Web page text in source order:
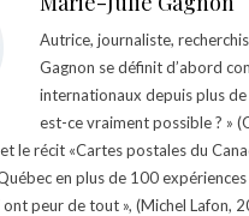
Autrice, journaliste,
Gagnon se définit d’abord
internationaux depuis plus de
est-ce vraiment possible ? »
le récit «Cartes postales du
en plus de 100
peur de tout », (Michel Lafon,